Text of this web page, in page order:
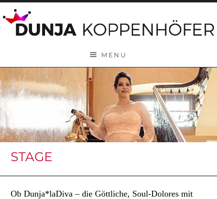
Skip to content
MENU
STAGE
Ob Dunja*laDiva – die Göttliche, Soul-Dolores mit